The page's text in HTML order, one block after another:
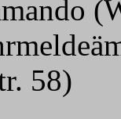
58)